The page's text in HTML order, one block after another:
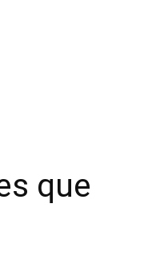
que